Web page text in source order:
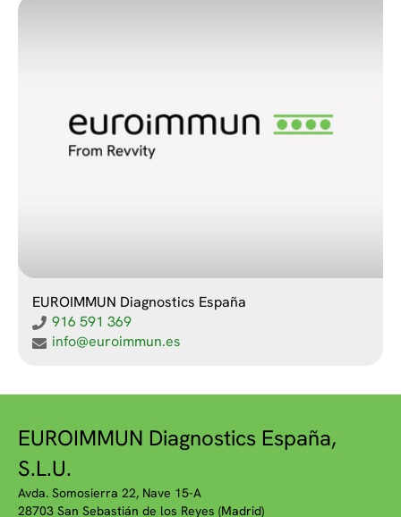
EUROIMMUN Diagnostics España
916 591 369
info@euroimmun.es
EUROIMMUN Diagnostics España,
S.L.U.
Avda. Somosierra 22, Nave 15-A
28703 San Sebastián de los Reyes (Madrid)